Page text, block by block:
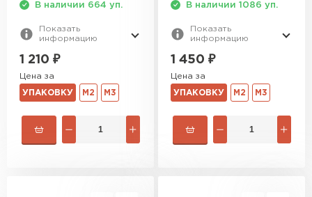
В наличии 664 уп.
Показать
информацию
1 210 ₽
Цена за
УПАКОВКУ М2 М3
В наличии 1086 уп.
Показать
информацию
1 450 ₽
Цена за
УПАКОВКУ М2 М3